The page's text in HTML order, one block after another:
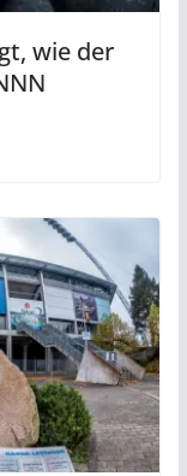
wie der